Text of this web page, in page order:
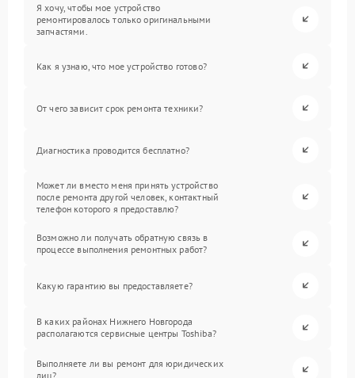
Я хочу, чтобы мое устройство
ремонтировалось только оригинальными
запчастями.
Как я узнаю, что мое устройство готово?
От чего зависит срок ремонта техники?
Диагностика проводится бесплатно?
Может ли вместо меня принять устройство
после ремонта другой человек, контактный
телефон которого я предоставлю?
Возможно ли получать обратную связь в
процессе выполнения ремонтных работ?
Какую гарантию вы предоставляете?
В каких районах Нижнего Новгорода
располагаются сервисные центры Toshiba?
Выполняете ли вы ремонт для юридических
лиц?